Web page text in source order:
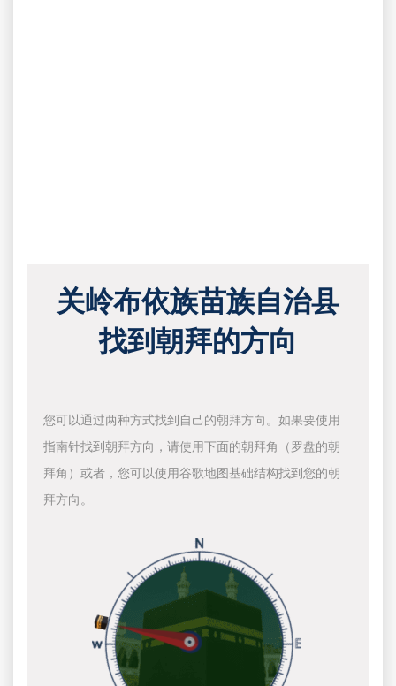
关岭布依族苗族自治县
找到朝拜的方向
您可以通过两种方式找到自己的朝拜方向。如果要使用
指南针找到朝拜方向，请使用下面的朝拜角（罗盘的朝
拜角）或者，您可以使用谷歌地图基础结构找到您的朝
拜方向。